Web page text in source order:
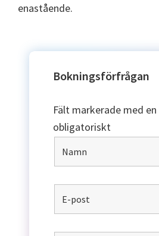
enastående.
Bokningsförfrågan
Fält markerade med en
obligatoriskt